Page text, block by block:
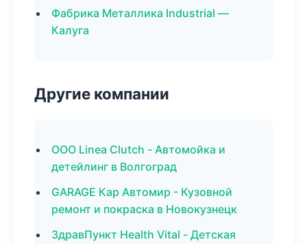
Фабрика Металлика Industrial —
Калуга
Другие компании
ООО Linea Clutch - Автомойка и
детейлинг в Волгоград
GARAGE Кар Автомир - Кузовной
ремонт и покраска в Новокузнецк
ЗдравПункт Health Vital - Детская